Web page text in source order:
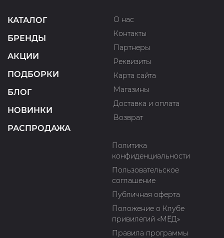
КАТАЛОГ
БРЕНДЫ
АКЦИИ
ПОДБОРКИ
БЛОГ
НОВИНКИ
РАСПРОДАЖА
О нас
Контакты
Партнеры
Реквизиты
Карта сайта
Магазины
Доставка и оплата
Возврат
Политика
конфиденциальности
Пользовательское
соглашение
Публичная оферта
Положение о Клубе
привилегий «МЁД»
Правила программы